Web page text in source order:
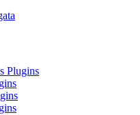
Plugins